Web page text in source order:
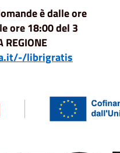
èdalle ore
ore 18:00 del 3
librigratis